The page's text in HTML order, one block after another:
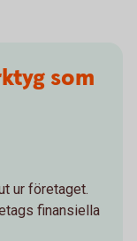
som
ur företaget.
finansiella